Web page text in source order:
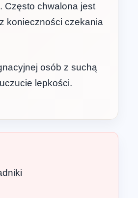
Często chwalona jest
konieczności czekania
osób z suchą
lepkości.